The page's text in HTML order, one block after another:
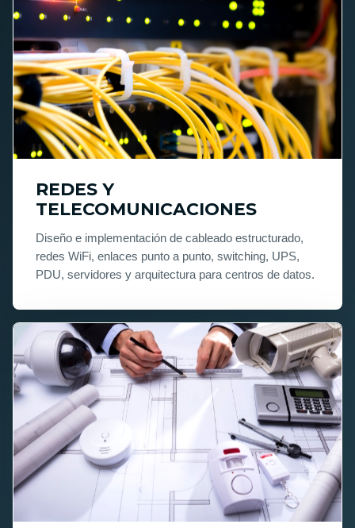
REDES Y
TELECOMUNICACIONES
Diseño e implementación de cableado estructurado,
redes WiFi, enlaces punto a punto, switching, UPS,
PDU, servidores y arquitectura para centros de datos.